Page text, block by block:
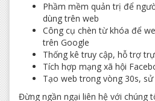
Phầm mềm quản trị để
dùng trên web
Công cụ chèn từ khóa để
trên Google
Thống kê truy cập, hỗ trợ
Tích hợp mạng xã hội
Tạo web trong vòng 30s,
Đừng ngần ngại liên hệ với chúng